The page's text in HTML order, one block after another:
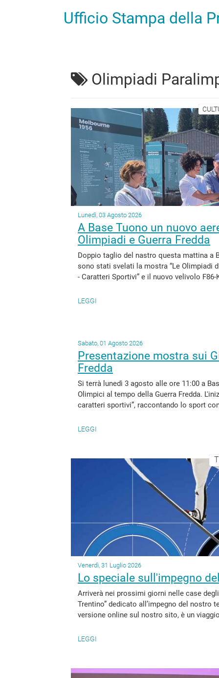
Ufficio Stampa della
Olimpiadi
Lunedì, 03 Agosto 2026
A Base Tuono un nuovo
Olimpiadi e Guerra Fredda
Doppio taglio del nastro questa mattina a
sono stati svelati la mostra “Le Olimpiadi
- Caratteri Sportivi” e il nuovo velivolo
LEGGI
Sabato, 01 Agosto 2026
Presentazione mostra sui
Fredda
Si terrà lunedì 3 agosto alle ore 11:00 a
Olimpici al tempo della Guerra Fredda.
caratteri sportivi”, raccontando lo sport
LEGGI
Venerdì, 31 Luglio 2026
Lo speciale sull'impegno
Arriverà nei prossimi giorni nelle case
Trentino” dedicato all’impegno del nostro
versione online sul nostro sito, è un
LEGGI